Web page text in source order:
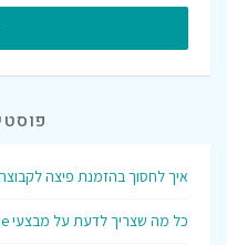
איך לחסוך בהזמנת פיצה
כל מה שצריך לדעת על מבצעי Choice באלי אקספרס